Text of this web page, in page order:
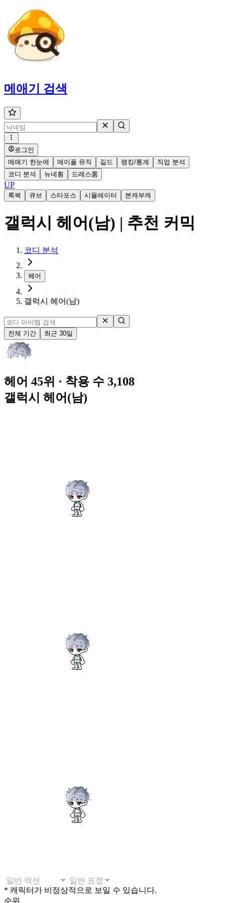
메애기 검색
로그인
메애기 한눈에
메이플 뮤직 길드 랭킹/통계
직업 분석
코디 분석
뉴녜힁 드레스룸
UP
룩북 큐브 스타포스 시뮬레이터 본캐부캐
갤럭시 헤어(남) | 추천 커믹
코디 분석
헤어
갤럭시 헤어(남)
전체 기간 최근 30일
헤어 45위 · 착용 수 3,108
갤럭시 헤어(남)
* 캐릭터가 비정상적으로 보일 수 있습니다.
순위